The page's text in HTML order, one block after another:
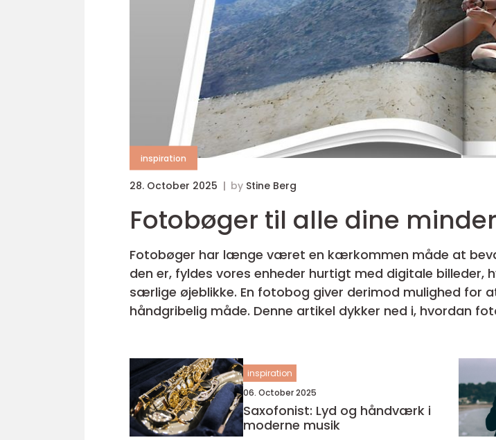
inspiration
28. October 2025 by Stine Berg
Fotobøger til alle dine minder
Fotobøger har længe været en kærkommen måde at
den er, fyldes vores enheder hurtigt med digitale
særlige øjeblikke. En fotobog giver derimod mulighed for
håndgribelig måde. Denne artikel dykker ned i, hvordan
inspiration
06. October 2025
Saxofonist: Lyd og håndværk i
moderne musik